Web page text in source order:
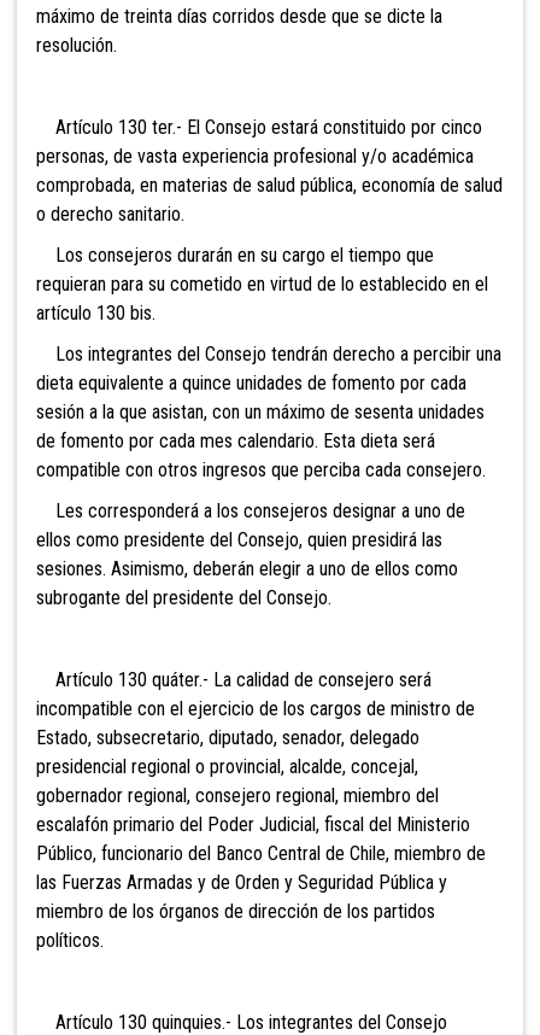
máximo de treinta días corridos desde que se dicte la
resolución.
Artículo 130 ter.- El Consejo estará constituido por cinco
personas, de vasta experiencia profesional y/o académica
comprobada, en materias de salud pública, economía de salud
o derecho sanitario.
Los consejeros durarán en su cargo el tiempo que
requieran para su cometido en virtud de lo establecido en el
artículo 130 bis.
Los integrantes del Consejo tendrán derecho a percibir una
dieta equivalente a quince unidades de fomento por cada
sesión a la que asistan, con un máximo de sesenta unidades
de fomento por cada mes calendario. Esta dieta será
compatible con otros ingresos que perciba cada consejero.
Les corresponderá a los consejeros designar a uno de
ellos como presidente del Consejo, quien presidirá las
sesiones. Asimismo, deberán elegir a uno de ellos como
subrogante del presidente del Consejo.
Artículo 130 quáter.- La calidad de consejero será
incompatible con el ejercicio de los cargos de ministro de
Estado, subsecretario, diputado, senador, delegado
presidencial regional o provincial, alcalde, concejal,
gobernador regional, consejero regional, miembro del
escalafón primario del Poder Judicial, fiscal del Ministerio
Público, funcionario del Banco Central de Chile, miembro de
las Fuerzas Armadas y de Orden y Seguridad Pública y
miembro de los órganos de dirección de los partidos
políticos.
Artículo 130 quinquies.- Los integrantes del Consejo